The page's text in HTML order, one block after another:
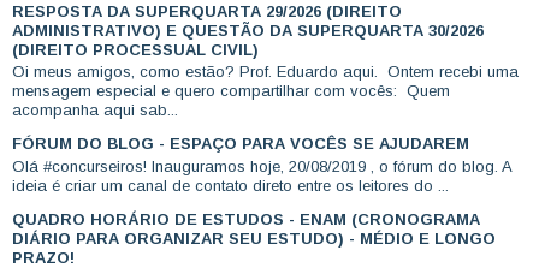
RESPOSTA DA SUPERQUARTA 29/2026 (DIREITO
ADMINISTRATIVO) E QUESTÃO DA SUPERQUARTA 30/2026
(DIREITO PROCESSUAL CIVIL)
Oi meus amigos, como estão? Prof. Eduardo aqui. Ontem recebi uma
mensagem especial e quero compartilhar com vocês: Quem
acompanha aqui sab...
FÓRUM DO BLOG - ESPAÇO PARA VOCÊS SE AJUDAREM
Olá #concurseiros! Inauguramos hoje, 20/08/2019 , o fórum do blog. A
ideia é criar um canal de contato direto entre os leitores do ...
QUADRO HORÁRIO DE ESTUDOS - ENAM (CRONOGRAMA
DIÁRIO PARA ORGANIZAR SEU ESTUDO) - MÉDIO E LONGO
PRAZO!